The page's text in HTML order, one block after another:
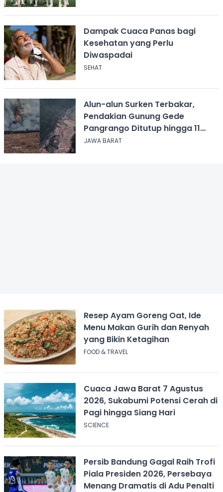
Dampak Cuaca Panas bagi
Kesehatan yang Perlu
Diwaspadai
SEHAT
Alun-alun Surken Terbakar,
Pendakian Gunung Gede
Pangrango Ditutup hingga 11
Agustus 2026
JAWA BARAT
Resep Ayam Goreng Oat, Ide
Menu Makan Gurih dan Renyah
yang Bikin Ketagihan
FOOD & TRAVEL
Cuaca Jawa Barat 7 Agustus
2026, Sukabumi Potensi Cerah di
Pagi hingga Siang Hari
SCIENCE
Persib Bandung Gagal Raih Trofi
Piala Presiden 2026, Persebaya
Menang Dramatis di Adu Penalti